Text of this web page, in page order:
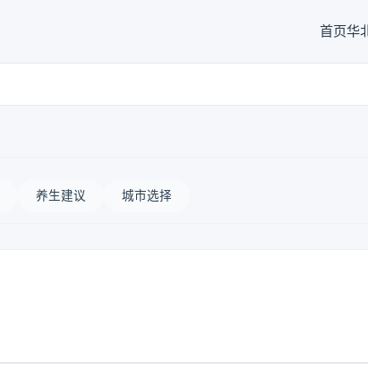
首页华
养生建议 城市选择